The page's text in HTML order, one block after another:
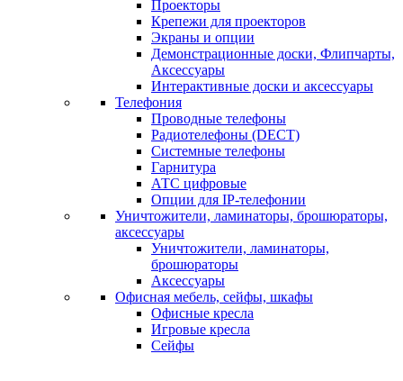
Проекторы
Крепежи для проекторов
Экраны и опции
Демонстрационные доски, Флипчарты,
Аксессуары
Интерактивные доски и аксессуары
Телефония
Проводные телефоны
Радиотелефоны (DECT)
Системные телефоны
Гарнитура
АТС цифровые
Опции для IP-телефонии
Уничтожители, ламинаторы, брошюраторы,
аксессуары
Уничтожители, ламинаторы,
брошюраторы
Аксессуары
Офисная мебель, сейфы, шкафы
Офисные кресла
Игровые кресла
Сейфы